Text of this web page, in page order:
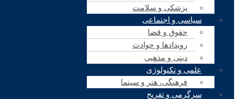
پزشکی و سلامت
سیاسی و اجتماعی
حقوق و قضا
رویدادها و حوادث
دینی و مذهبی
علمی و تکنولوژی
فرهنگی، هنر و سینما
سرگرمی و تفریح